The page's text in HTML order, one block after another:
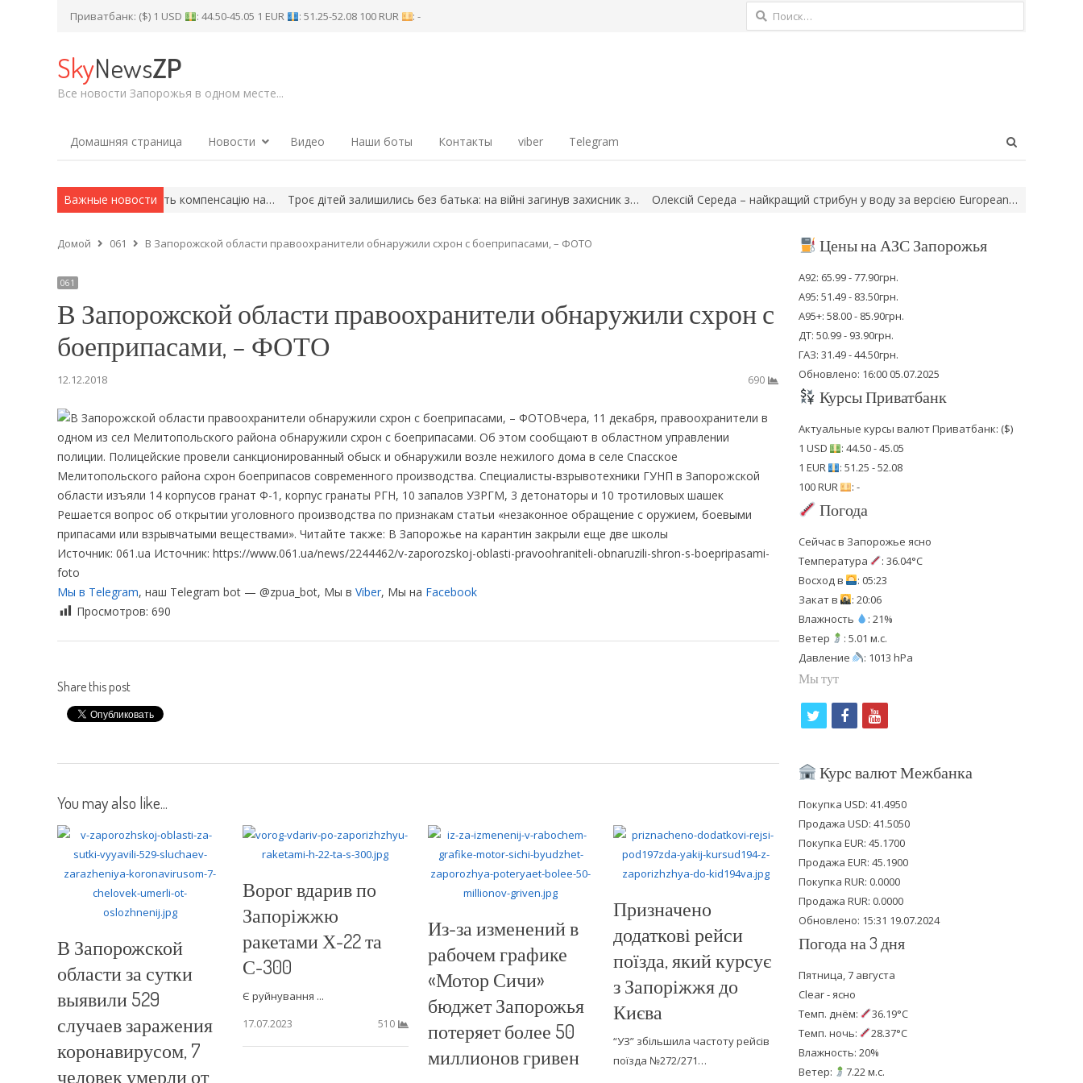
Приватбанк: ($) 1 USD : 44.50-45.05 1 EUR : 51.25-52.08 100 RUR : - Найти:
SkyNewsZP
Все новости Запорожья в одном месте...
Домашняя страница Новости Видео Наши боты Контакты viber Telegram
Важные новости
запоріжців отримають компенсацію на… Троє дітей залишились без батька: на війні загинув захисник з… Олексій Середа – найкращий стрибун у воду за версією European… Запоріжжя
Домой 061 В Запорожской области правоохранители обнаружили схрон с боеприпасами, – ФОТО
061
В Запорожской области правоохранители обнаружили схрон с
боеприпасами, – ФОТО
12.12.2018 690
Вчера, 11 декабря, правоохранители в
одном из сел Мелитопольского района обнаружили схрон с боеприпасами. Об этом сообщают в областном управлении
полиции. Полицейские провели санкционированный обыск и обнаружили возле нежилого дома в селе Спасское
Мелитопольского района схрон боеприпасов современного производства. Специалисты-взрывотехники ГУНП в Запорожской
области изъяли 14 корпусов гранат Ф-1, корпус гранаты РГН, 10 запалов УЗРГМ, 3 детонаторы и 10 тротиловых шашек
Решается вопрос об открытии уголовного производства по признакам статьи «незаконное обращение с оружием, боевыми
припасами или взрывчатыми веществами». Читайте также: В Запорожье на карантин закрыли еще две школы
Источник: 061.ua Источник: https://www.061.ua/news/2244462/v-zaporozskoj-oblasti-pravoohraniteli-obnaruzili-shron-s-boepripasami-
foto
Мы в Telegram, наш Telegram bot — @zpua_bot, Мы в Viber, Мы на Facebook
Просмотров: 690
Share this post
You may also like...
В Запорожской
области за сутки
выявили 529
случаев заражения
коронавирусом, 7
человек умерли от
Ворог вдарив по
Запоріжжю
ракетами Х-22 та
С-300
Є руйнування ...
17.07.2023
510
Из-за изменений в
рабочем графике
«Мотор Сичи»
бюджет Запорожья
потеряет более 50
миллионов гривен
Призначено
додаткові рейси
поїзда, який курсує
з Запоріжжя до
Києва
“УЗ” збільшила частоту рейсів
поїзда №272/271…
Цены на АЗС Запорожья
А92: 65.99 - 77.90грн.
А95: 51.49 - 83.50грн.
А95+: 58.00 - 85.90грн.
ДТ: 50.99 - 93.90грн.
ГАЗ: 31.49 - 44.50грн.
Обновлено: 16:00 05.07.2025
Курсы Приватбанк
Актуальные курсы валют Приватбанк: ($)
1 USD
: 44.50 - 45.05
1 EUR
: 51.25 - 52.08
100 RUR
: -
Погода
Сейчас в Запорожье ясно
Температура
: 36.04°C
Восход в
: 05:23
Закат в
: 20:06
Влажность
: 21%
Ветер
: 5.01 м.с.
Давление
: 1013 hPa
Мы тут
i
t
e
r
f
c
b
o
o
k
y
u
u
b
e
Курс валют Межбанка
Покупка USD: 41.4950
Продажа USD: 41.5050
Покупка EUR: 45.1700
Продажа EUR: 45.1900
Покупка RUR: 0.0000
Продажа RUR: 0.0000
Обновлено: 15:31 19.07.2024
Погода на 3 дня
Пятница, 7 августа
Clear - ясно
Темп. днём:
36.19°C
Темп. ночь:
28.37°C
Влажность: 20%
Ветер:
7.22 м.с.